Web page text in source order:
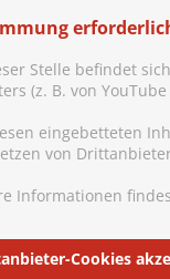
Stelle befindet
(z. B. von
eingebetteten
von
Informationen
Cookies